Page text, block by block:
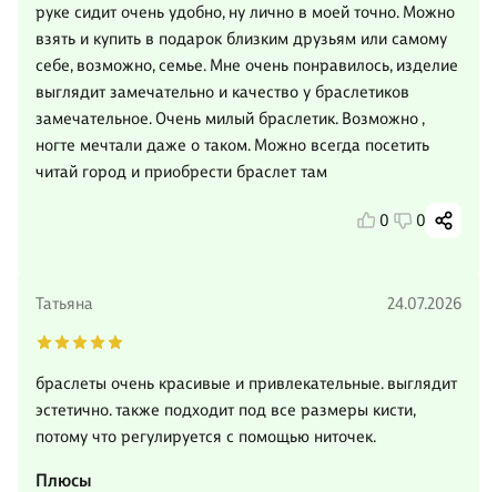
руке сидит очень удобно, ну лично в моей точно. Можно
взять и купить в подарок близким друзьям или самому
себе, возможно, семье. Мне очень понравилось, изделие
выглядит замечательно и качество у браслетиков
замечательное. Очень милый браслетик. Возможно ,
ногте мечтали даже о таком. Можно всегда посетить
читай город и приобрести браслет там
0 0
Татьяна 24.07.2026
браслеты очень красивые и привлекательные. выглядит
эстетично. также подходит под все размеры кисти,
потому что регулируется с помощью ниточек.
Плюсы